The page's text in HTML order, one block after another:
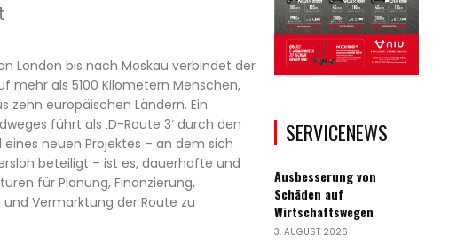
London bis nach Moskau verbindet der
mehr als 5100 Kilometern Menschen,
zehn europäischen Ländern. Ein
führt als ‚D-Route 3‘ durch den
eines neuen Projektes – an dem sich
beteiligt – ist es, dauerhafte und
für Planung, Finanzierung,
Vermarktung der Route zu
SERVICENEWS
Ausbesserung von
Schäden auf
Wirtschaftswegen
3. AUGUST 2026